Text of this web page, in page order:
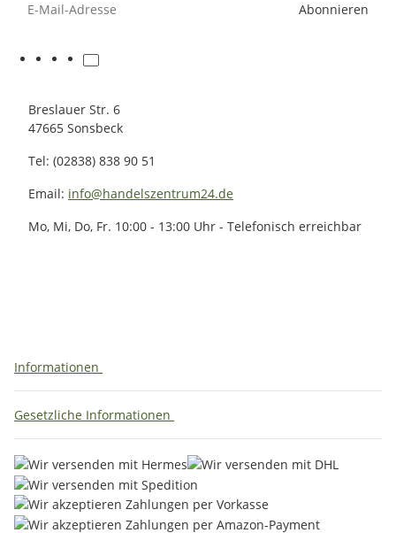
Abonnieren
Breslauer Str. 6
47665 Sonsbeck
Tel: (02838) 838 90 51
Email: info@handelszentrum24.de
Mo, Mi, Do, Fr. 10:00 - 13:00 Uhr - Telefonisch erreichbar
Informationen
Gesetzliche Informationen